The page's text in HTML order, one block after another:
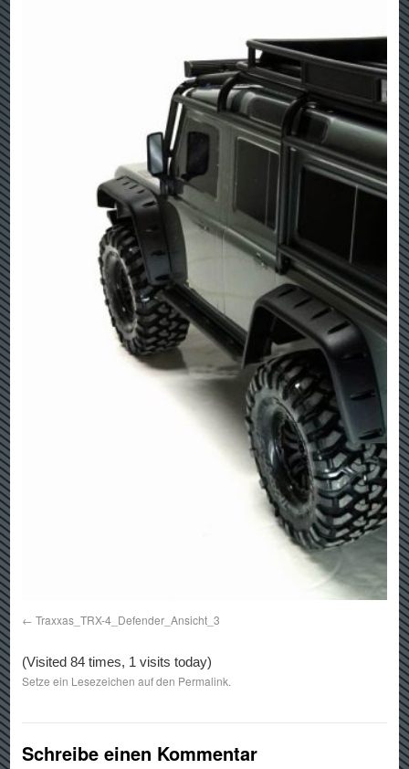
Traxxas_TRX-4_Defender_Ansicht_3
(Visited 84 times, 1 visits today)
Setze ein Lesezeichen auf den Permalink.
Schreibe einen Kommentar